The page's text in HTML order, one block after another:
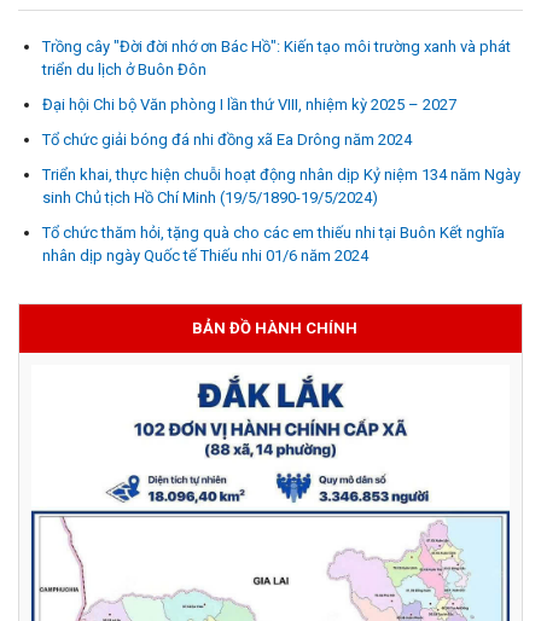
Trồng cây "Đời đời nhớ ơn Bác Hồ": Kiến tạo môi trường xanh và phát
triển du lịch ở Buôn Đôn
Đại hội Chi bộ Văn phòng I lần thứ VIII, nhiệm kỳ 2025 – 2027
Tổ chức giải bóng đá nhi đồng xã Ea Drông năm 2024
Triển khai, thực hiện chuỗi hoạt động nhân dịp Kỷ niệm 134 năm Ngày
sinh Chủ tịch Hồ Chí Minh (19/5/1890-19/5/2024)
Tổ chức thăm hỏi, tặng quà cho các em thiếu nhi tại Buôn Kết nghĩa
nhân dịp ngày Quốc tế Thiếu nhi 01/6 năm 2024
BẢN ĐỒ HÀNH CHÍNH